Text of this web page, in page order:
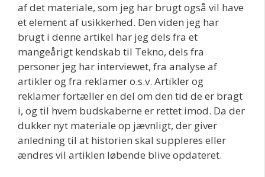
af det materiale, som jeg har brugt også vil have
et element af usikkerhed. Den viden jeg har
brugt i denne artikel har jeg dels fra et
mangeårigt kendskab til Tekno, dels fra
personer jeg har interviewet, fra analyse af
artikler og fra reklamer o.s.v. Artikler og
reklamer fortæller en del om den tid de er bragt
i, og til hvem budskaberne er rettet imod. Da der
dukker nyt materiale op jævnligt, der giver
anledning til at historien skal suppleres eller
ændres vil artiklen løbende blive opdateret.